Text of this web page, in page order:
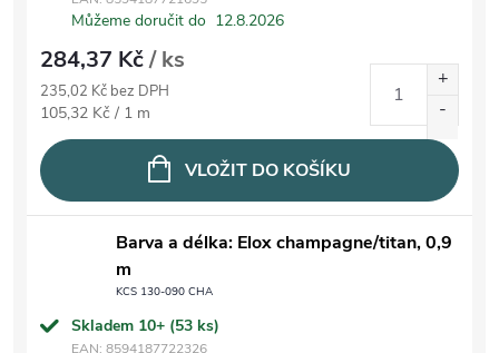
Můžeme doručit do 12.8.2026
284,37 Kč/ ks
235,02 Kč bez DPH
Měrná cena:
105,32 Kč / 1 m
VLOŽIT DO KOŠÍKU
Barva a délka: Elox champagne/titan, 0,9
m
KCS 130-090 CHA
Skladem 10+ (53 ks)
EAN: 8594187722326